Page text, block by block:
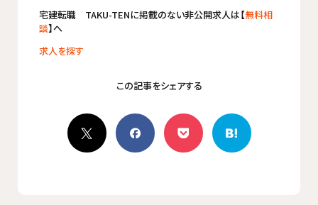
宅建転職 TAKU-TENに掲載のない非公開求人は【無料相
談】へ
求人を探す